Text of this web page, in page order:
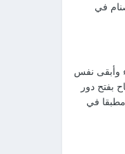
في
وأبقى نفس
بفتح دور
مطبقا في